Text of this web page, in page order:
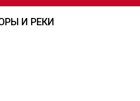
И РЕКИ